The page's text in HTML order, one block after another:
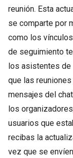
reunión. Esta
se comparte por
como los
de seguimiento
los asistentes de
que las
mensajes del
los
usuarios que
recibas la
vez que se